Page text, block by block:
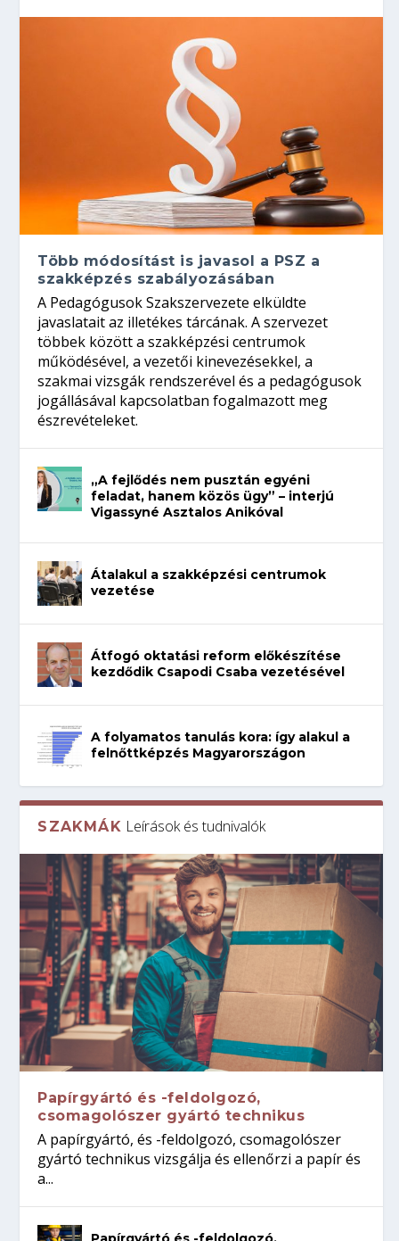
Több módosítást is javasol a PSZ a
szakképzés szabályozásában
A Pedagógusok Szakszervezete elküldte
javaslatait az illetékes tárcának. A szervezet
többek között a szakképzési centrumok
működésével, a vezetői kinevezésekkel, a
szakmai vizsgák rendszerével és a pedagógusok
jogállásával kapcsolatban fogalmazott meg
észrevételeket.
„A fejlődés nem pusztán egyéni
feladat, hanem közös ügy” – interjú
Vigassyné Asztalos Anikóval
Átalakul a szakképzési centrumok
vezetése
Átfogó oktatási reform előkészítése
kezdődik Csapodi Csaba vezetésével
A folyamatos tanulás kora: így alakul a
felnőttképzés Magyarországon
SZAKMÁK Leírások és tudnivalók
Papírgyártó és -feldolgozó,
csomagolószer gyártó technikus
A papírgyártó, és -feldolgozó, csomagolószer
gyártó technikus vizsgálja és ellenőrzi a papír és
a...